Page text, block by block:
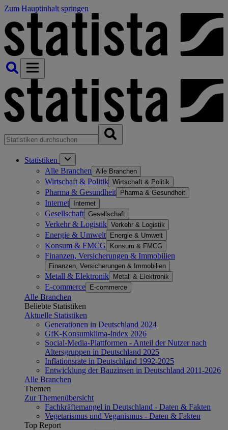
Zum Hauptinhalt springen
Statistiken
Alle Branchen Alle Branchen
Wirtschaft & Politik Wirtschaft & Politik
Pharma & Gesundheit Pharma & Gesundheit
Internet Internet
Gesellschaft Gesellschaft
Verkehr & Logistik Verkehr & Logistik
Energie & Umwelt Energie & Umwelt
Konsum & FMCG Konsum & FMCG
Finanzen, Versicherungen & Immobilien
Finanzen, Versicherungen & Immobilien
Metall & Elektronik Metall & Elektronik
E-commerce E-commerce
Alle Branchen
Beliebte Statistiken
Aktuelle Statistiken
Generationen in Deutschland 2024
GfK-Konsumklima-Index 2026
Social-Media-Plattformen - Anteil der Nutzer nach
Altersgruppen in Deutschland 2025
Inflationsrate in Deutschland 1992-2025
Entwicklung der Bauzinsen in Deutschland 2011-2026
Alle Branchen
Themen
Zur Themenübersicht
Fachkräftemangel in Deutschland - Daten & Fakten
Vegetarismus und Veganismus - Daten & Fakten
Top Report